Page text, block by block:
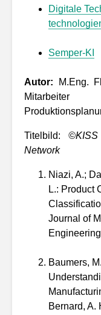
Digitale
Semper-KI
Autor: M.Eng.
Mitarbeiter
Titelbild:
Network
Niazi, A.;
L.: Product
Journal of
Baumers,
Bernard, A.